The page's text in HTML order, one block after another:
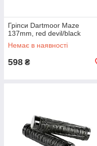
Гріпси Dartmoor Maze
137mm, red devil/black
Немає в наявності
598 ₴